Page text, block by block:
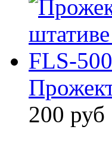
200 руб